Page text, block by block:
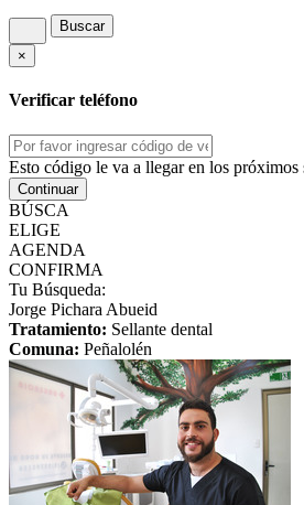
Buscar
×
Verificar teléfono
Esto código le va a llegar en los próximos
Continuar
BÚSCA
ELIGE
AGENDA
CONFIRMA
Tu Búsqueda:
Jorge Pichara Abueid
Tratamiento: Sellante dental
Comuna: Peñalolén